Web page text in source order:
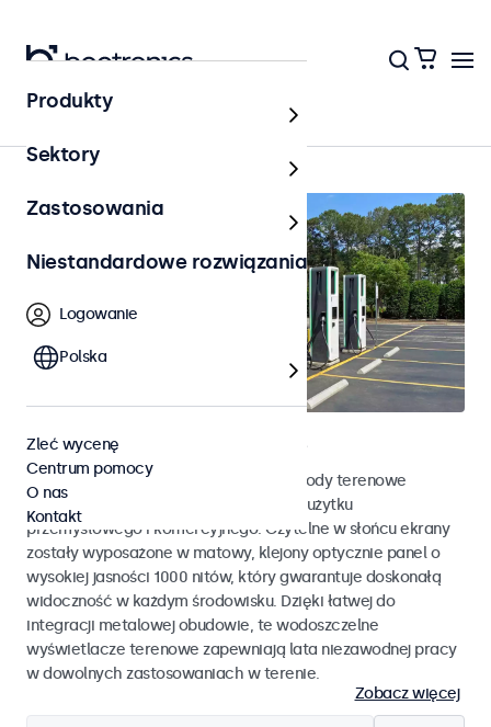
Na zewnątrz
Terenowe monitory dotykowe
Poznaj nasze odporne na działanie pogody terenowe
monitory dotykowe przystosowane do użytku
przemysłowego i komercyjnego. Czytelne w słońcu ekrany
zostały wyposażone w matowy, klejony optycznie panel o
wysokiej jasności 1000 nitów, który gwarantuje doskonałą
widoczność w każdym środowisku. Dzięki łatwej do
integracji metalowej obudowie, te wodoszczelne
wyświetlacze terenowe zapewniają lata niezawodnej pracy
w dowolnych zastosowaniach w terenie.
Zobacz więcej
Produkty
Sektory
Zastosowania
Niestandardowe rozwiązania
Logowanie
Polska
Zleć wycenę
Centrum pomocy
O nas
Kontakt